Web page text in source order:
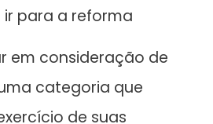
para a reforma
em consideração de
categoria que
de suas